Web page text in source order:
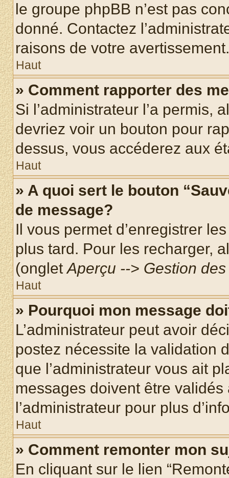
le groupe phpBB n’est pas
donné. Contactez
raisons de votre avertissement.
Haut
» Comment rapporter des
Si l’administrateur l’a permis,
devriez voir un bouton pour
dessus, vous accéderez aux
Haut
» A quoi sert le bouton
de message?
Il vous permet d’enregistrer
plus tard. Pour les recharger,
(ongletAperçu --> Gestion
Haut
» Pourquoi mon message
L’administrateur peut avoir
postez nécessite la validation
que l’administrateur vous ait
messages doivent être validés
l’administrateur pour plus
Haut
» Comment remonter mon
En cliquant sur le lien